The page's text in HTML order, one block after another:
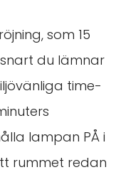
som 15
du lämnar
time-
lampan PÅ i
rummet redan